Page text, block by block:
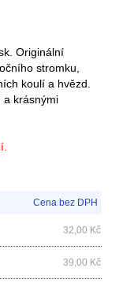
Originální
stromku,
koulí a hvězd.
a krásnými
Cena bez DPH
32,00 Kč
39,00 Kč